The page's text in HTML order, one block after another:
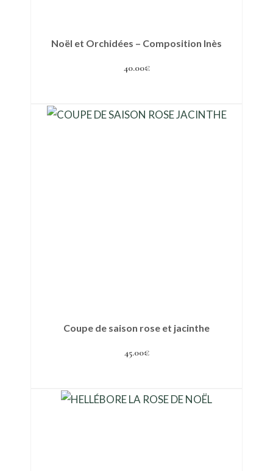
Noël et Orchidées – Composition Inès
40.00€
Coupe de saison rose et jacinthe
45.00€